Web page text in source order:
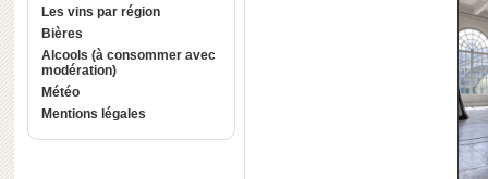
Les vins par région
Bières
Alcools (à consommer avec
modération)
Météo
Mentions légales